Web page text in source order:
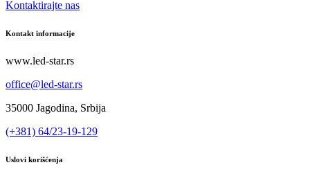
Kontaktirajte nas
Kontakt informacije
www.led-star.rs
office@led-star.rs
35000 Jagodina, Srbija
(+381) 64/23-19-129
Uslovi korišćenja